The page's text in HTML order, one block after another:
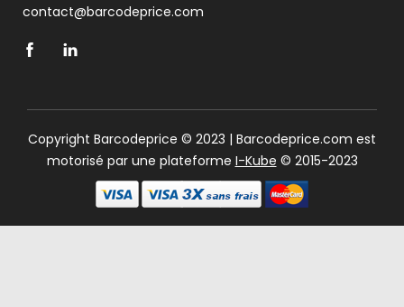
contact@barcodeprice.com
Copyright Barcodeprice © 2023 | Barcodeprice.com est
motorisé par une plateforme I-Kube © 2015-2023